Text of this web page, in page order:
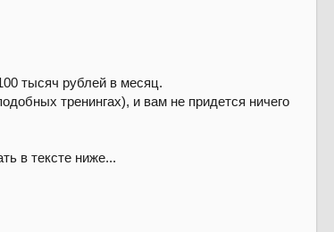
тысяч рублей в месяц.
тренингах), и вам не придется ничего
в тексте ниже...